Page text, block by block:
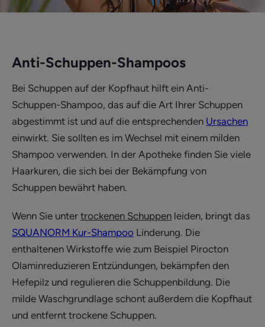
Anti-Schuppen-Shampoos
Bei Schuppen auf der Kopfhaut hilft ein Anti-
Schuppen-Shampoo, das auf die Art Ihrer Schuppen
abgestimmt ist und auf die entsprechenden Ursachen
einwirkt. Sie sollten es im Wechsel mit einem milden
Shampoo verwenden. In der Apotheke finden Sie viele
Haarkuren, die sich bei der Bekämpfung von
Schuppen bewährt haben.
Wenn Sie unter trockenen Schuppen leiden, bringt das
SQUANORM Kur-Shampoo Linderung. Die
enthaltenen Wirkstoffe wie zum Beispiel Pirocton
Olaminreduzieren Entzündungen, bekämpfen den
Hefepilz und regulieren die Schuppenbildung. Die
milde Waschgrundlage schont außerdem die Kopfhaut
und entfernt trockene Schuppen.